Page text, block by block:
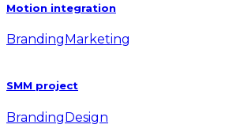
Motion integration
Branding Marketing
SMM project
BrandingDesign